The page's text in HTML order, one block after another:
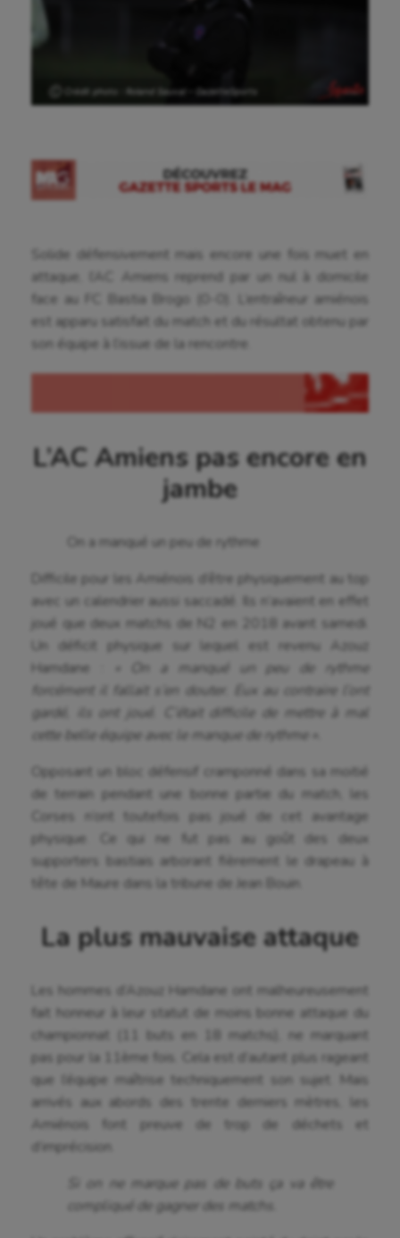
Ⓒ Crédit photo : Roland Sauval – GazetteSports
Solide défensivement mais encore une fois muet en
attaque, l’AC Amiens reprend par un nul à domicile
face au FC Bastia Brogo (0-0). L’entraîneur amiénois
est apparu satisfait du match et du résultat obtenu par
son équipe à l’issue de la rencontre.
L’AC Amiens pas encore en
jambe
On a manqué un peu de rythme
Difficile pour les Amiénois d’être physiquement au top
avec un calendrier aussi saccadé. Ils n’avaient en effet
joué que deux matchs de N2 en 2018 avant samedi.
Un déficit physique sur lequel est revenu Azouz
Hamdane :
« On a manqué un peu de rythme
forcément il fallait s’en douter. Eux au contraire l’ont
gardé, ils ont joué. C’était difficile de mettre à mal
cette belle équipe avec le manque de rythme ».
Opposant un bloc défensif cramponné dans sa moitié
de terrain pendant une bonne partie du match, les
Corses n’ont toutefois pas joué de cet avantage
physique. Ce qui ne fut pas au goût des deux
supporters bastiais arborant fièrement le drapeau à
tête de Maure dans la tribune de Jean Bouin.
La plus mauvaise attaque
Les hommes d’Azouz Hamdane ont malheureusement
fait honneur à leur statut de moins bonne attaque du
championnat (11 buts en 18 matchs), ne marquant
pas pour la 11ème fois. Cela est d’autant plus rageant
que l’équipe maîtrise techniquement son sujet. Mais
arrivés aux abords des trente derniers mètres, les
Amiénois font preuve de trop de déchets et
d’imprécision.
Si on ne marque pas de buts ça va être
compliqué de gagner des matchs.